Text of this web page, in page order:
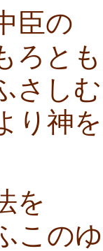
臣の
ろと
さしむ
り神
を
この